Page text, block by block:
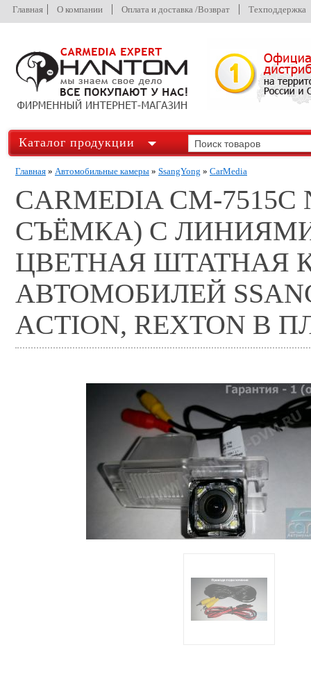
Главная О компании Оплата и доставка /Возврат Техподдержка
Каталог продукции
Главная » Автомобильные камеры » SsangYong » CarMedia
CARMEDIA CM-
СЪЁМКА) С
ЦВЕТНАЯ ШТАТНАЯ
АВТОМОБИЛЕЙ
ACTION, REXTON